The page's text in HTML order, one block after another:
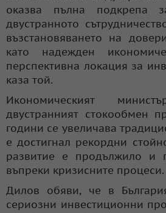
оказва пълна подкрепа
двустранното
възстановяването на
като надежден
перспективна локация за
каза той.
Икономическият
двустранният стокообмен
години се увеличава
е достигнал рекордни
развитие е продължило и
въпреки кризисните процеси.
Дилов обяви, че в
сериозни инвестиционни